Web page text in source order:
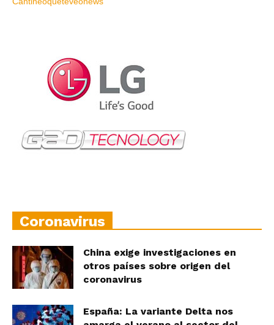
Coronavirus
China exige investigaciones en
otros países sobre origen del
coronavirus
España: La variante Delta nos